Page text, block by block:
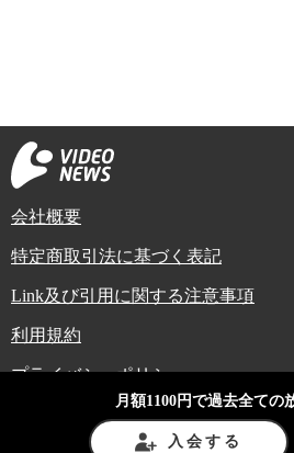
会社概要
特定商取引法に基づく表記
Link及び引用に関する注意事項
利用規約
プライバシーポリシー
Copyright (C) Video News Network. All rights
ビデオニュースに記載している記事、写真及び
際条約などで保護されています。著作権者の承
月額1100円で過去全ての
入会する